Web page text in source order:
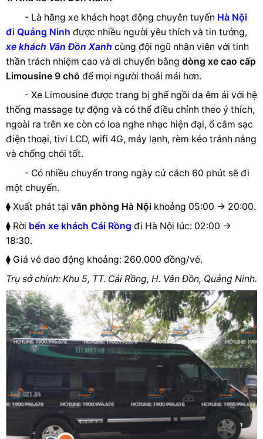
- Là hãng xe khách hoạt động chuyên tuyến Hà Nội
đi Quảng Ninh được nhiều người yêu thích và tin tưởng,
xe khách Vân Đồn Xanh cùng đội ngũ nhân viên với tinh
thần trách nhiệm cao và di chuyển bằng dòng xe cao cấp
Limousine 9 chỗ để mọi người thoải mái hơn.
- Xe Limousine được trang bị ghế ngồi da êm ái với hệ
thống massage tự động và có thể điều chỉnh theo ý thích,
ngoài ra trên xe còn có loa nghe nhạc hiện đại, ổ cắm sạc
điện thoại, tivi LCD, wifi 4G, máy lạnh, rèm kéo tránh nắng
và chống chói tốt.
- Có nhiều chuyến trong ngày cứ cách 60 phút sẽ đi
một chuyến.
⧫ Xuất phát tại văn phòng Hà Nội khoảng 05:00 → 20:00.
⧫ Rời bến xe khách Cái Rồng đi Hà Nội lúc: 02:00 →
18:30.
⧫ Giá vé dao động khoảng: 260.000 đồng/vé.
Trụ sở chính: Khu 5, TT. Cái Rồng, H. Vân Đồn, Quảng Ninh.